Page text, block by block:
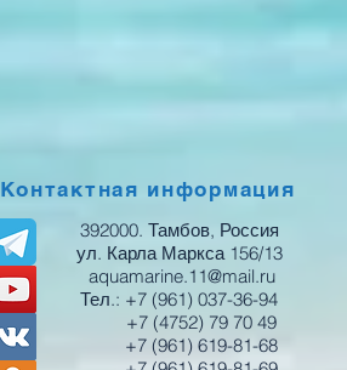
Контактная информация
392000. Тамбов, Россия
ул. Карла Маркса 156/13
aquamarine.11@mail.ru
Тел.: +7 (961) 037-36-94
+7 (4752) 79 70 49
+7 (961) 619-81-68